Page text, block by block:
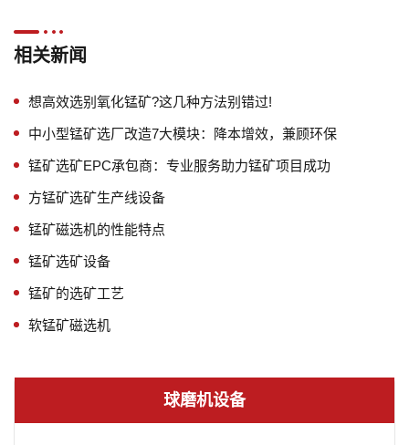
相关新闻
想高效选别氧化锰矿?这几种方法别错过!
中小型锰矿选厂改造7大模块：降本增效，兼顾环保
锰矿选矿EPC承包商：专业服务助力锰矿项目成功
方锰矿选矿生产线设备
锰矿磁选机的性能特点
锰矿选矿设备
锰矿的选矿工艺
软锰矿磁选机
球磨机设备